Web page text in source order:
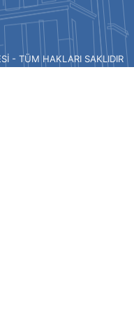
- TÜM HAKLARI SAKLIDIR